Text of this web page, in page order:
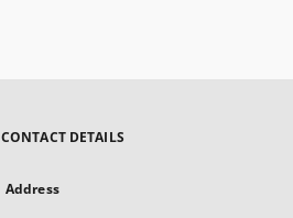
CONTACT DETAILS
Address